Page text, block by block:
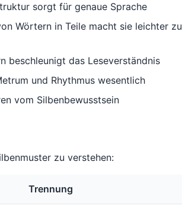
sorgt für genaue Sprache
Wörtern in Teile macht sie leichter zu
beschleunigt das Leseverständnis
und Rhythmus wesentlich
vom Silbenbewusstsein
zu verstehen:
Trennung